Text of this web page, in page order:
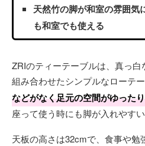
天然竹の脚が和室の雰囲気
も和室でも使える
ZRIのティーテーブルは、真っ
組み合わせたシンプルなローテー
などがなく足元の空間がゆった
座って使う時にも脚が入れやすい
天板の高さは32cmで、食事や勉